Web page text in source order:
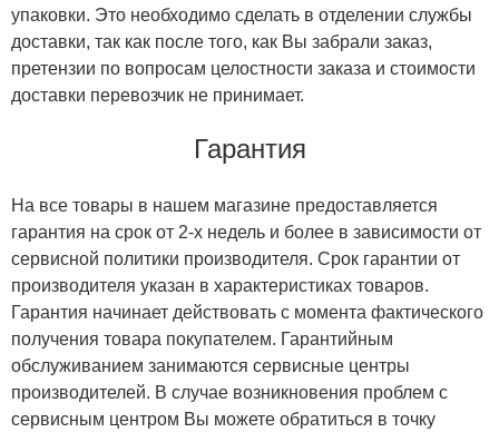
упаковки. Это необходимо сделать в отделении службы
доставки, так как после того, как Вы забрали заказ,
претензии по вопросам целостности заказа и стоимости
доставки перевозчик не принимает.
Гарантия
На все товары в нашем магазине предоставляется
гарантия на срок от 2-х недель и более в зависимости от
сервисной политики производителя. Срок гарантии от
производителя указан в характеристиках товаров.
Гарантия начинает действовать с момента фактического
получения товара покупателем. Гарантийным
обслуживанием занимаются сервисные центры
производителей. В случае возникновения проблем с
сервисным центром Вы можете обратиться в точку